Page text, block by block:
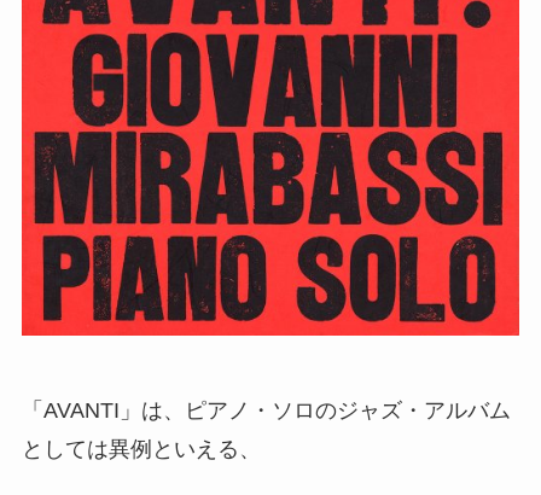
「AVANTI」は、ピアノ・ソロのジャズ・アルバム
としては異例といえる、